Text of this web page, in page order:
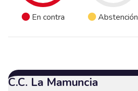
En contra Abstención
C.C. La Mamuncia